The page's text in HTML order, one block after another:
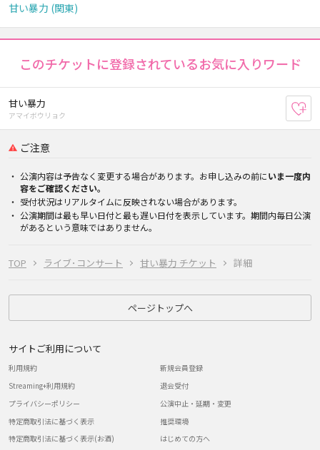
TOP ライブ･コンサート 甘い暴力 チケット 詳細
甘い暴力 (関東)
このチケットに登録されているお気に入りワード
甘い暴力
アマイボウリョク
ご注意
公演内容は予告なく変更する場合があります。お申し込みの前にいま一度内
容をご確認ください。
受付状況はリアルタイムに反映されない場合があります。
公演期間は最も早い日付と最も遅い日付を表示しています。期間内毎日公演
があるという意味ではありません。
ページトップへ
サイトご利用について
利用規約
Streaming+利用規約
プライバシーポリシー
特定商取引法に基づく表示
特定商取引法に基づく表示(お酒)
新規会員登録
退会受付
公演中止・延期・変更
推奨環境
はじめての方へ